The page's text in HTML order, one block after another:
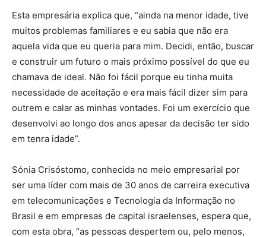
Esta empresária explica que, “ainda na menor idade, tive
muitos problemas familiares e eu sabia que não era
aquela vida que eu queria para mim. Decidi, então, buscar
e construir um futuro o mais próximo possível do que eu
chamava de ideal. Não foi fácil porque eu tinha muita
necessidade de aceitação e era mais fácil dizer sim para
outrem e calar as minhas vontades. Foi um exercício que
desenvolvi ao longo dos anos apesar da decisão ter sido
em tenra idade”.
Sónia Crisóstomo, conhecida no meio empresarial por
ser uma líder com mais de 30 anos de carreira executiva
em telecomunicações e Tecnologia da Informação no
Brasil e em empresas de capital israelenses, espera que,
com esta obra, “as pessoas despertem ou, pelo menos,